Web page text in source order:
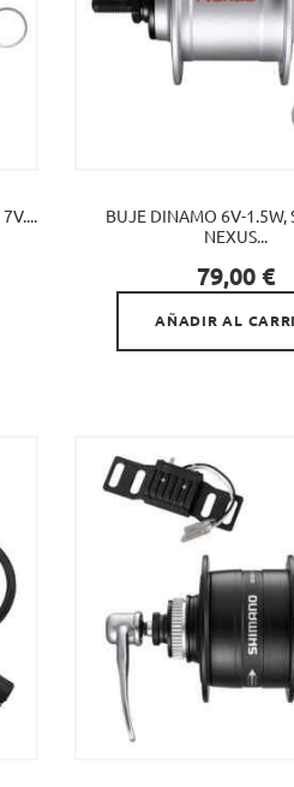
BUJE DINAMO 6V-1.5W,
NEXUS...
Precio
79,00 €

AÑADIR AL